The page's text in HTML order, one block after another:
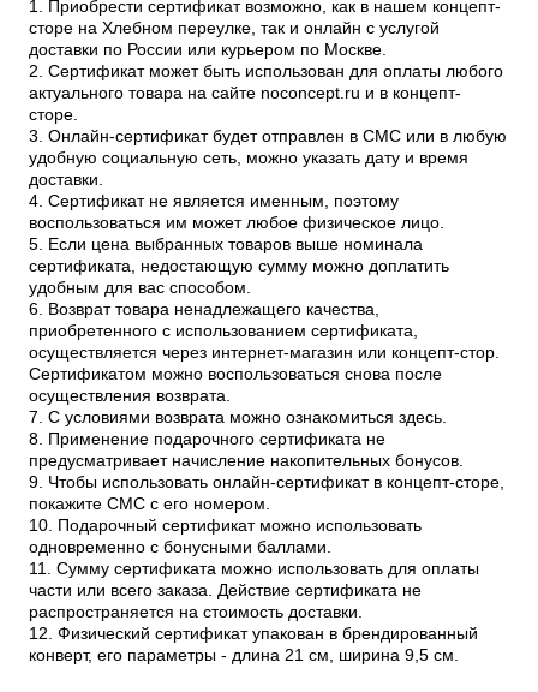
1. Приобрести сертификат возможно, как в нашем концепт-
сторе на Хлебном переулке, так и онлайн с услугой
доставки по России или курьером по Москве.
2. Сертификат может быть использован для оплаты любого
актуального товара на сайте noconcept.ru и в концепт-
сторе.
3. Онлайн-сертификат будет отправлен в СМС или в любую
удобную социальную сеть, можно указать дату и время
доставки.
4. Сертификат не является именным, поэтому
воспользоваться им может любое физическое лицо.
5. Если цена выбранных товаров выше номинала
сертификата, недостающую сумму можно доплатить
удобным для вас способом.
6. Возврат товара ненадлежащего качества,
приобретенного с использованием сертификата,
осуществляется через интернет-магазин или концепт-стор.
Сертификатом можно воспользоваться снова после
осуществления возврата.
7. С условиями возврата можно ознакомиться здесь.
8. Применение подарочного сертификата не
предусматривает начисление накопительных бонусов.
9. Чтобы использовать онлайн-сертификат в концепт-сторе,
покажите СМС с его номером.
10. Подарочный сертификат можно использовать
одновременно с бонусными баллами.
11. Сумму сертификата можно использовать для оплаты
части или всего заказа. Действие сертификата не
распространяется на стоимость доставки.
12. Физический сертификат упакован в брендированный
конверт, его параметры - длина 21 см, ширина 9,5 см.